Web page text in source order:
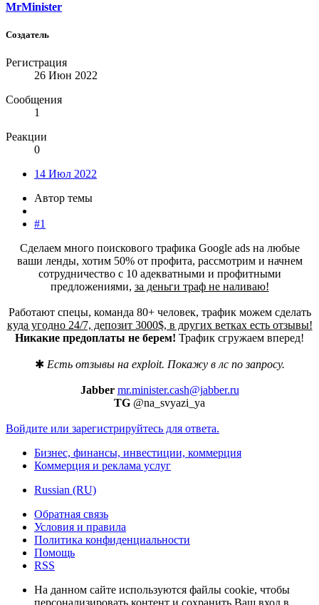
MrMinister
Создатель
Регистрация
26 Июн 2022
Сообщения
1
Реакции
0
14 Июл 2022
Автор темы
#1
Сделаем много поискового трафика Google ads на любые
ваши ленды, хотим 50% от профита, рассмотрим и начнем
сотрудничество с 10 адекватными и профитными
предложениями, за деньги траф не наливаю!
Работают спецы, команда 80+ человек, трафик можем сделать
куда угодно 24/7, депозит 3000$, в других ветках есть отзывы!
Никакие предоплаты не берем! Трафик сгружаем вперед!
✱ Есть отзывы на exploit. Покажу в лс по запросу.
Jabber mr.minister.cash@jabber.ru
TG @na_svyazi_ya​
Войдите или зарегистрируйтесь для ответа.
Бизнес, финансы, инвестиции, коммерция
Коммерция и реклама услуг
Russian (RU)
Обратная связь
Условия и правила
Политика конфиденциальности
Помощь
RSS
На данном сайте используются файлы cookie, чтобы